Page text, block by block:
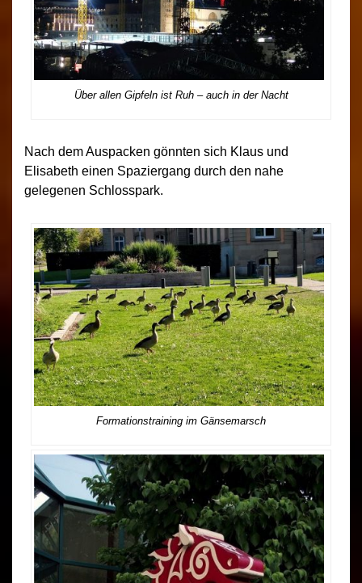
Über allen Gipfeln ist Ruh – auch in der Nacht
Nach dem Auspacken gönnten sich Klaus und
Elisabeth einen Spaziergang durch den nahe
gelegenen Schlosspark.
Formationstraining im Gänsemarsch